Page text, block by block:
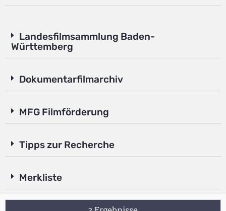
Landesfilmsammlung Baden-
Württemberg
Dokumentarfilmarchiv
MFG Filmförderung
Tipps zur Recherche
Merkliste